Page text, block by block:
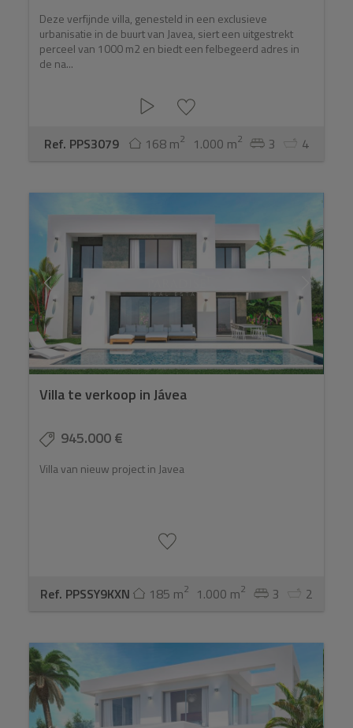
Deze verfijnde villa, genesteld in een exclusieve
urbanisatie in de buurt van Javea, siert een uitgestrekt
perceel van 1000 m2 en biedt een felbegeerd adres in
de na...
Ref. PPS3079 168 m2 1.000 m2 3 4
Villa te verkoop in Jávea
945.000 €
Villa van nieuw project in Javea
Ref. PPSSY9KXN 185 m2 1.000 m2 3 2